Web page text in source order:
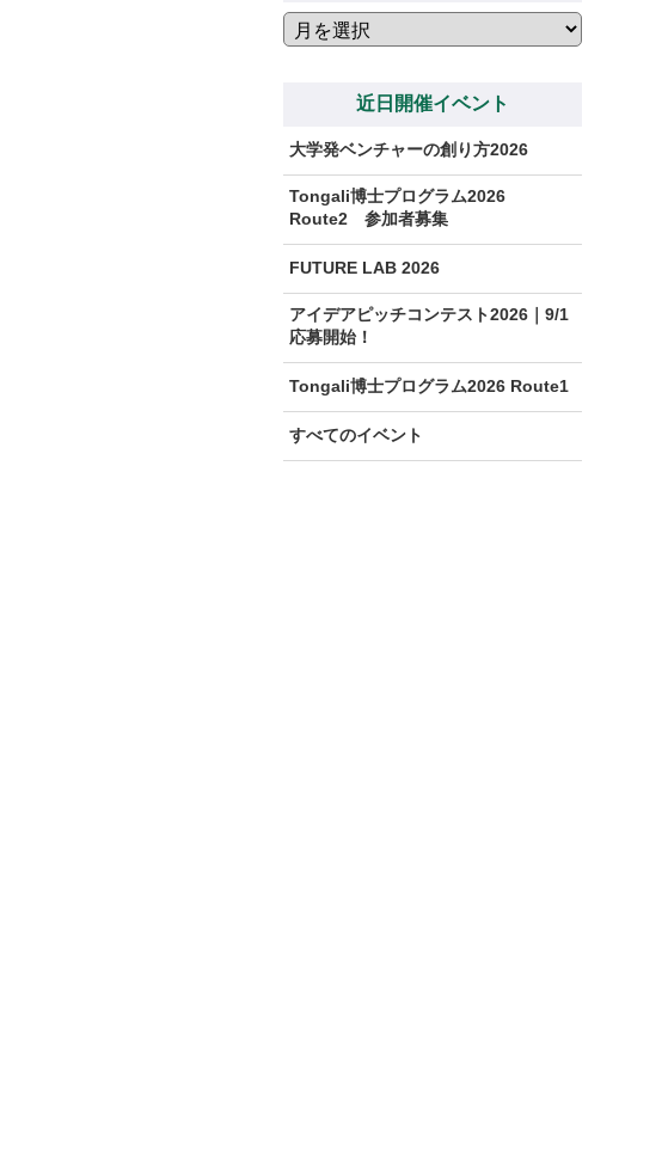
ア
ー
近日開催イベント
大学発ベンチャーの創り方2026
Tongali博士プログラム2026
Route2 参加者募集
FUTURE LAB 2026
アイデアピッチコンテスト2026｜9/1
応募開始！
Tongali博士プログラム2026 Route1
すべてのイベント